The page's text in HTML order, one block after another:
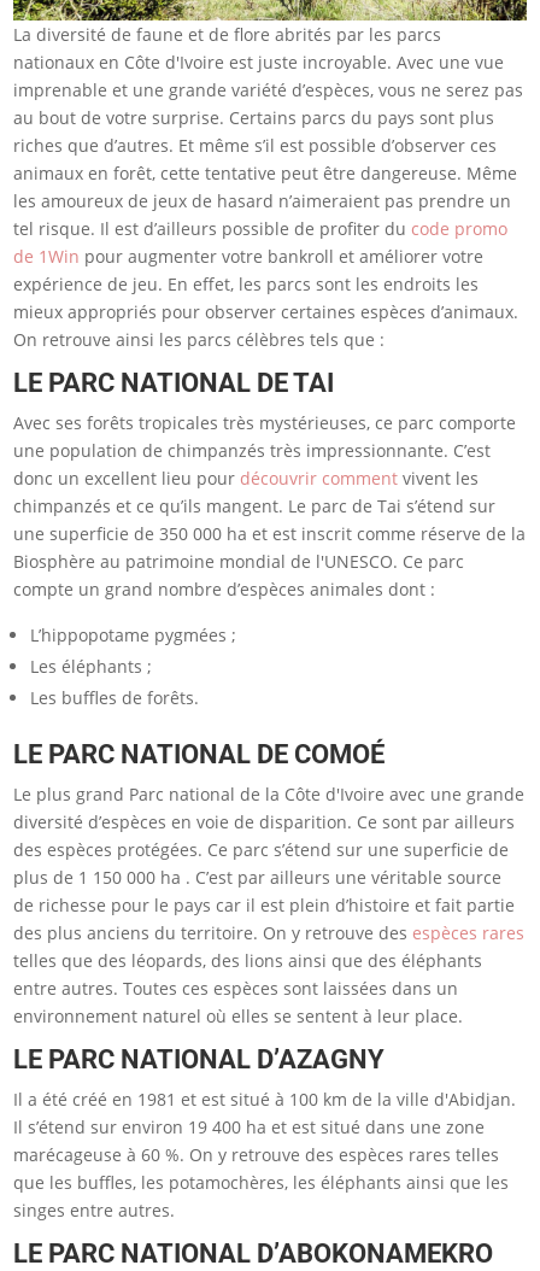
La diversité de faune et de flore abrités par les parcs
nationaux en Côte d'Ivoire est juste incroyable. Avec une vue
imprenable et une grande variété d’espèces, vous ne serez pas
au bout de votre surprise. Certains parcs du pays sont plus
riches que d’autres. Et même s’il est possible d’observer ces
animaux en forêt, cette tentative peut être dangereuse. Même
les amoureux de jeux de hasard n’aimeraient pas prendre un
tel risque. Il est d’ailleurs possible de profiter du code promo
de 1Win pour augmenter votre bankroll et améliorer votre
expérience de jeu. En effet, les parcs sont les endroits les
mieux appropriés pour observer certaines espèces d’animaux.
On retrouve ainsi les parcs célèbres tels que :
LE PARC NATIONAL DE TAI
Avec ses forêts tropicales très mystérieuses, ce parc comporte
une population de chimpanzés très impressionnante. C’est
donc un excellent lieu pour découvrir comment vivent les
chimpanzés et ce qu’ils mangent. Le parc de Tai s’étend sur
une superficie de 350 000 ha et est inscrit comme réserve de la
Biosphère au patrimoine mondial de l'UNESCO. Ce parc
compte un grand nombre d’espèces animales dont :
L’hippopotame pygmées ;
Les éléphants ;
Les buffles de forêts.
LE PARC NATIONAL DE COMOÉ
Le plus grand Parc national de la Côte d'Ivoire avec une grande
diversité d’espèces en voie de disparition. Ce sont par ailleurs
des espèces protégées. Ce parc s’étend sur une superficie de
plus de 1 150 000 ha . C’est par ailleurs une véritable source
de richesse pour le pays car il est plein d’histoire et fait partie
des plus anciens du territoire. On y retrouve des espèces rares
telles que des léopards, des lions ainsi que des éléphants
entre autres. Toutes ces espèces sont laissées dans un
environnement naturel où elles se sentent à leur place.
LE PARC NATIONAL D’AZAGNY
Il a été créé en 1981 et est situé à 100 km de la ville d'Abidjan.
Il s’étend sur environ 19 400 ha et est situé dans une zone
marécageuse à 60 %. On y retrouve des espèces rares telles
que les buffles, les potamochères, les éléphants ainsi que les
singes entre autres.
LE PARC NATIONAL D’ABOKONAMEKRO